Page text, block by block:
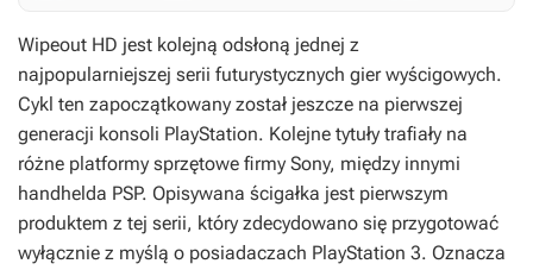
Wipeout HD jest kolejną odsłoną jednej z
najpopularniejszej serii futurystycznych gier wyścigowych.
Cykl ten zapoczątkowany został jeszcze na pierwszej
generacji konsoli PlayStation. Kolejne tytuły trafiały na
różne platformy sprzętowe firmy Sony, między innymi
handhelda PSP. Opisywana ścigałka jest pierwszym
produktem z tej serii, który zdecydowano się przygotować
wyłącznie z myślą o posiadaczach PlayStation 3. Oznacza